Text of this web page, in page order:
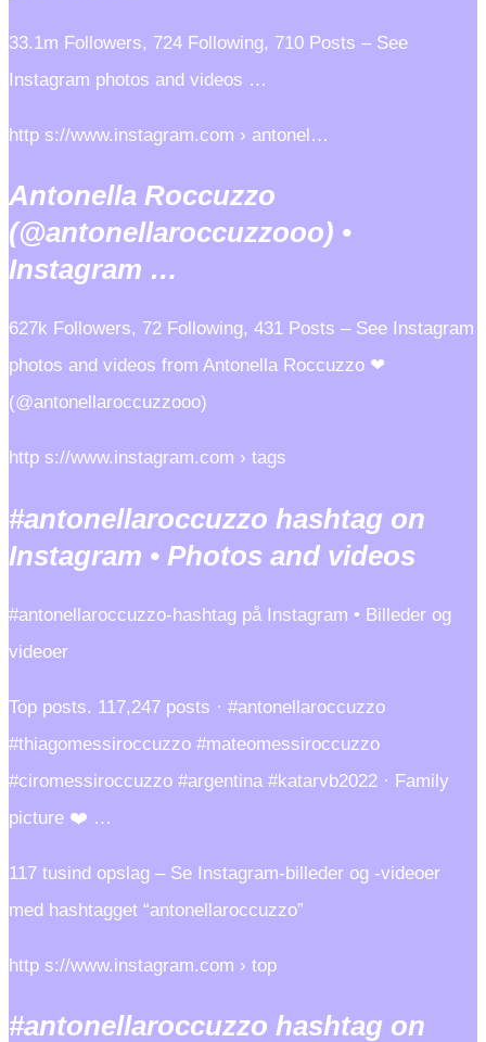
33.1m Followers, 724 Following, 710 Posts – See
Instagram photos and videos …
http s://www.instagram.com › antonel…
Antonella Roccuzzo
(@antonellaroccuzzooo) •
Instagram …
627k Followers, 72 Following, 431 Posts – See Instagram
photos and videos from Antonella Roccuzzo ❤
(@antonellaroccuzzooo)
http s://www.instagram.com › tags
#antonellaroccuzzo hashtag on
Instagram • Photos and videos
#antonellaroccuzzo-hashtag på Instagram • Billeder og
videoer
Top posts. 117,247 posts · #antonellaroccuzzo
#thiagomessiroccuzzo #mateomessiroccuzzo
#ciromessiroccuzzo #argentina #katarvb2022 · Family
picture ❤️ …
117 tusind opslag – Se Instagram-billeder og -videoer
med hashtagget “antonellaroccuzzo”
http s://www.instagram.com › top
#antonellaroccuzzo hashtag on